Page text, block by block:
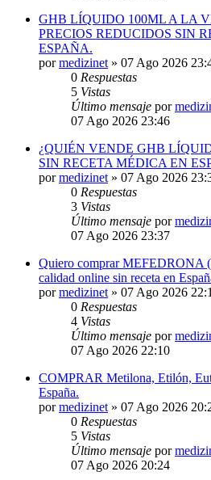
GHB LÍQUIDO 100ML A LA
PRECIOS REDUCIDOS SIN
ESPAÑA.
pormedizinet» 07 Ago 2026
0 Respuestas
5 Vistas
Último mensaje por
07 Ago 2026 23:46
¿QUIÉN VENDE GHB
SIN RECETA MÉDICA EN
pormedizinet» 07 Ago 2026
0 Respuestas
3 Vistas
Último mensaje por
07 Ago 2026 23:37
Quiero comprar MEFEDRONA
calidad online sin receta en
pormedizinet» 07 Ago 2026
0 Respuestas
4 Vistas
Último mensaje por
07 Ago 2026 22:10
COMPRAR Metilona, ​​Etilón,
España.
pormedizinet» 07 Ago 2026
0 Respuestas
5 Vistas
Último mensaje por
07 Ago 2026 20:24